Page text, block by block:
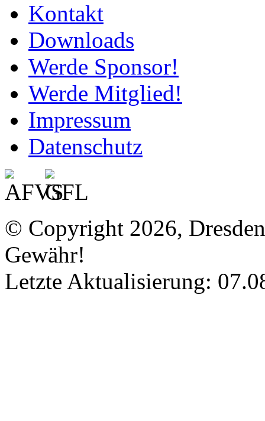
Kontakt
Downloads
Werde Sponsor!
Werde Mitglied!
Impressum
Datenschutz
© Copyright 2026,
Gewähr!
Letzte Aktualisierung: